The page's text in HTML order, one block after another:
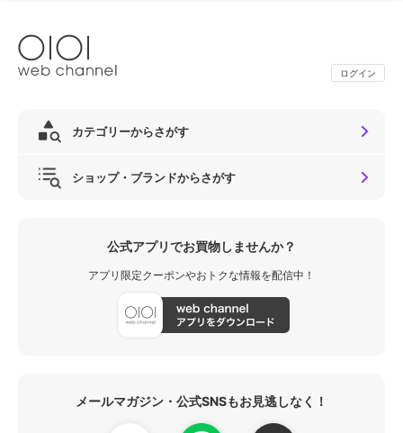
ログイン
カテゴリーからさがす
ショップ・ブランドからさがす
公式アプリでお買物しませんか？
アプリ限定クーポンやおトクな情報を配信中！
メールマガジン・公式SNSもお見逃しなく！